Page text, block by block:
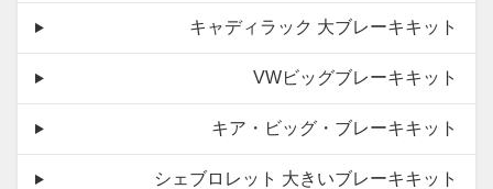
キャディラック 大ブレーキキット
VWビッグブレーキキット
キア・ビッグ・ブレーキキット
シェブロレット 大きいブレーキキット